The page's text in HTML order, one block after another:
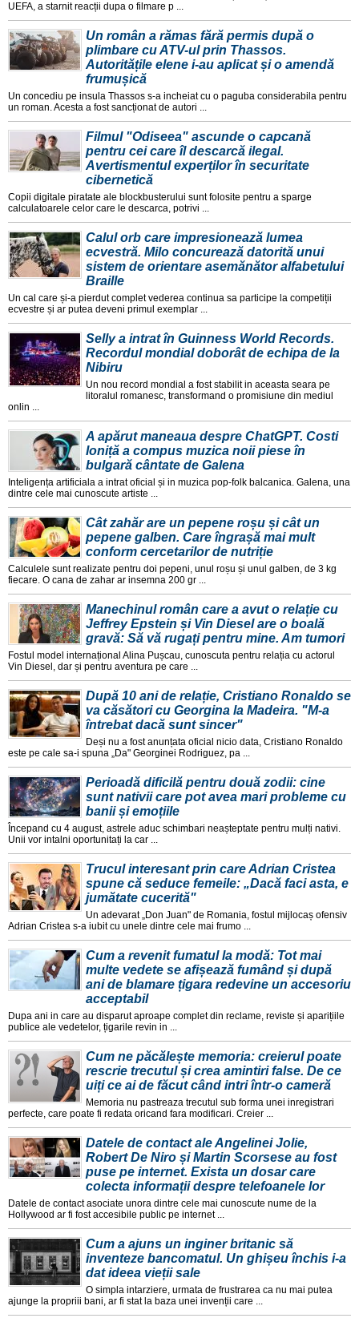
UEFA, a starnit reacții dupa o filmare p ...
Un român a rămas fără permis după o
plimbare cu ATV-ul prin Thassos.
Autoritățile elene i-au aplicat și o amendă
frumușică
Un concediu pe insula Thassos s-a incheiat cu o paguba considerabila pentru
un roman. Acesta a fost sancționat de autori ...
Filmul "Odiseea" ascunde o capcană
pentru cei care îl descarcă ilegal.
Avertismentul experților în securitate
cibernetică
Copii digitale piratate ale blockbusterului sunt folosite pentru a sparge
calculatoarele celor care le descarca, potrivi ...
Calul orb care impresionează lumea
ecvestră. Milo concurează datorită unui
sistem de orientare asemănător alfabetului
Braille
Un cal care și-a pierdut complet vederea continua sa participe la competiții
ecvestre și ar putea deveni primul exemplar ...
Selly a intrat în Guinness World Records.
Recordul mondial doborât de echipa de la
Nibiru
Un nou record mondial a fost stabilit in aceasta seara pe
litoralul romanesc, transformand o promisiune din mediul
onlin ...
A apărut maneaua despre ChatGPT. Costi
Ioniță a compus muzica noii piese în
bulgară cântate de Galena
Inteligența artificiala a intrat oficial și in muzica pop-folk balcanica. Galena, una
dintre cele mai cunoscute artiste ...
Cât zahăr are un pepene roșu și cât un
pepene galben. Care îngrașă mai mult
conform cercetarilor de nutriție
Calculele sunt realizate pentru doi pepeni, unul roșu și unul galben, de 3 kg
fiecare. O cana de zahar ar insemna 200 gr ...
Manechinul român care a avut o relație cu
Jeffrey Epstein și Vin Diesel are o boală
gravă: Să vă rugați pentru mine. Am tumori
Fostul model internațional Alina Pușcau, cunoscuta pentru relația cu actorul
Vin Diesel, dar și pentru aventura pe care ...
După 10 ani de relație, Cristiano Ronaldo se
va căsători cu Georgina la Madeira. "M-a
întrebat dacă sunt sincer"
Deși nu a fost anunțata oficial nicio data, Cristiano Ronaldo
este pe cale sa-i spuna „Da" Georginei Rodriguez, pa ...
Perioadă dificilă pentru două zodii: cine
sunt nativii care pot avea mari probleme cu
banii și emoțiile
Începand cu 4 august, astrele aduc schimbari neașteptate pentru mulți nativi.
Unii vor intalni oportunitați la car ...
Trucul interesant prin care Adrian Cristea
spune că seduce femeile: „Dacă faci asta, e
jumătate cucerită"
Un adevarat „Don Juan" de Romania, fostul mijlocaș ofensiv
Adrian Cristea s-a iubit cu unele dintre cele mai frumo ...
Cum a revenit fumatul la modă: Tot mai
multe vedete se afișează fumând și după
ani de blamare țigara redevine un accesoriu
acceptabil
Dupa ani in care au disparut aproape complet din reclame, reviste și aparițiile
publice ale vedetelor, țigarile revin in ...
Cum ne păcălește memoria: creierul poate
rescrie trecutul și crea amintiri false. De ce
uiți ce ai de făcut când intri într-o cameră
Memoria nu pastreaza trecutul sub forma unei inregistrari
perfecte, care poate fi redata oricand fara modificari. Creier ...
Datele de contact ale Angelinei Jolie,
Robert De Niro și Martin Scorsese au fost
puse pe internet. Exista un dosar care
colecta informații despre telefoanele lor
Datele de contact asociate unora dintre cele mai cunoscute nume de la
Hollywood ar fi fost accesibile public pe internet ...
Cum a ajuns un inginer britanic să
inventeze bancomatul. Un ghișeu închis i-a
dat ideea vieții sale
O simpla intarziere, urmata de frustrarea ca nu mai putea
ajunge la propriii bani, ar fi stat la baza unei invenții care ...